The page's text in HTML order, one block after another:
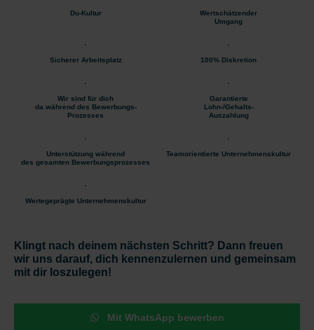
Du-Kultur
Wertschätzender
Umgang
Sicherer Arbeitsplatz 100% Diskretion
Wir sind für dich
da während des Bewerbungs-
Prozesses
Garantierte
Lohn-/Gehalts-
Auszahlung
Unterstützung während
des gesamten Bewerbungsprozesses
Teamorientierte Unternehmenskultur
Wertegeprägte Unternehmenskultur
Klingt nach deinem nächsten Schritt? Dann freuen
wir uns darauf, dich kennenzulernen und gemeinsam
mit dir loszulegen!
Mit WhatsApp bewerben